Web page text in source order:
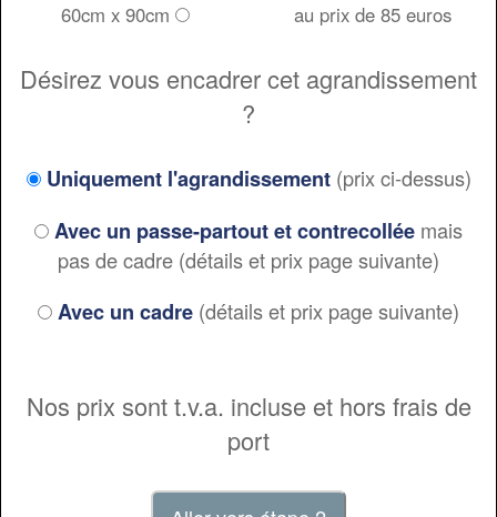
60cm x 90cm
au prix de 85 euros
Désirez vous encadrer cet agrandissement
?
Uniquement l'agrandissement(prix ci-dessus)
Avec un passe-partout et contrecollée mais
pas de cadre (détails et prix page suivante)
Avec un cadre (détails et prix page suivante)
Nos prix sont t.v.a. incluse et hors frais de
port